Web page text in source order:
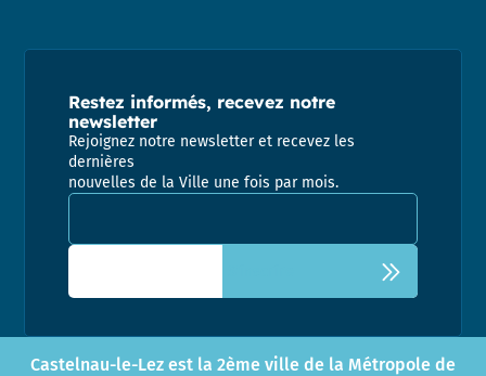
Restez informés, recevez notre
newsletter
Rejoignez notre newsletter et recevez les
dernières
nouvelles de la Ville une fois par mois.
Adresse email pour la newsletter
Castelnau-le-Lez est la 2ème ville de la Métropole de